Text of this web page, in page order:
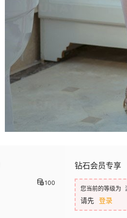
100
钻石会员专享
您当前的等级为
请先 登录